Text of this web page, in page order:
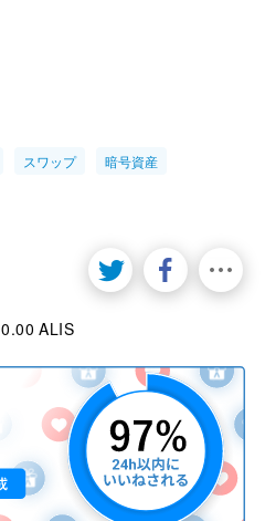
スワップ 暗号資産
0.00 ALIS